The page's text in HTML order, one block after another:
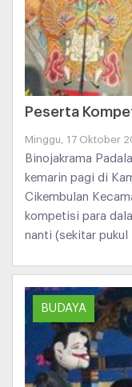
Peserta
Minggu, 17 Oktober
Binojakrama
kemarin pagi di
Cikembulan
kompetisi para
nanti (sekitar pukul
BUDAYA